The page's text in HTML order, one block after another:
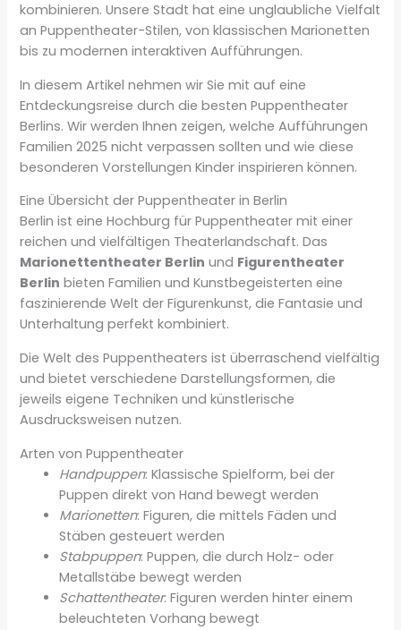
kombinieren. Unsere Stadt hat eine unglaubliche Vielfalt
an Puppentheater-Stilen, von klassischen Marionetten
bis zu modernen interaktiven Aufführungen.
In diesem Artikel nehmen wir Sie mit auf eine
Entdeckungsreise durch die besten Puppentheater
Berlins. Wir werden Ihnen zeigen, welche Aufführungen
Familien 2025 nicht verpassen sollten und wie diese
besonderen Vorstellungen Kinder inspirieren können.
Eine Übersicht der Puppentheater in Berlin
Berlin ist eine Hochburg für Puppentheater mit einer
reichen und vielfältigen Theaterlandschaft. Das
Marionettentheater Berlin und Figurentheater
Berlin bieten Familien und Kunstbegeisterten eine
faszinierende Welt der Figurenkunst, die Fantasie und
Unterhaltung perfekt kombiniert.
Die Welt des Puppentheaters ist überraschend vielfältig
und bietet verschiedene Darstellungsformen, die
jeweils eigene Techniken und künstlerische
Ausdrucksweisen nutzen.
Arten von Puppentheater
Handpuppen: Klassische Spielform, bei der
Puppen direkt von Hand bewegt werden
Marionetten: Figuren, die mittels Fäden und
Stäben gesteuert werden
Stabpuppen: Puppen, die durch Holz- oder
Metallstäbe bewegt werden
Schattentheater: Figuren werden hinter einem
beleuchteten Vorhang bewegt